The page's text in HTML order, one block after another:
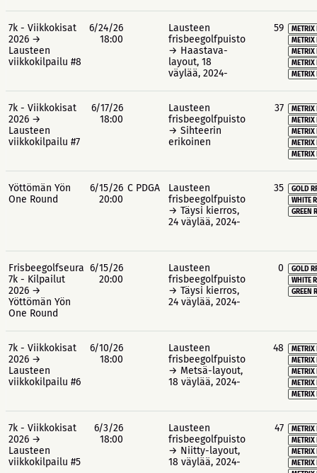
7k - Viikkokisat
2026 →
Lausteen
viikkokilpailu #8
6/24/26
18:00
Lausteen
frisbeegolfpuisto
→ Haastava-
layout, 18
väylää, 2024-
59
METRIX
7k - Viikkokisat
2026 →
Lausteen
viikkokilpailu #7
6/17/26
18:00
Lausteen
frisbeegolfpuisto
→ Sihteerin
erikoinen
37
METRIX
Yöttömän Yön
One Round
6/15/26
20:00
C PDGA
Lausteen
frisbeegolfpuisto
→ Täysi kierros,
24 väylää, 2024-
35
GOLD
WHITE
GREEN
Frisbeegolfseura
7k - Kilpailut
2026 →
Yöttömän Yön
One Round
6/15/26
20:00
Lausteen
frisbeegolfpuisto
→ Täysi kierros,
24 väylää, 2024-
0
GOLD
WHITE
GREEN
7k - Viikkokisat
2026 →
Lausteen
viikkokilpailu #6
6/10/26
18:00
Lausteen
frisbeegolfpuisto
→ Metsä-layout,
18 väylää, 2024-
48
METRIX
7k - Viikkokisat
2026 →
Lausteen
viikkokilpailu #5
6/3/26
18:00
Lausteen
frisbeegolfpuisto
→ Niitty-layout,
18 väylää, 2024-
47